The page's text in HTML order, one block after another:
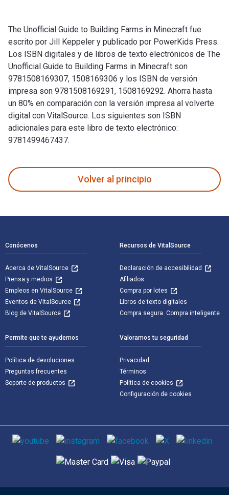
The Unofficial Guide to Building Farms in Minecraft fue
escrito por Jill Keppeler y publicado por PowerKids Press.
Los ISBN digitales y de libros de texto electrónicos de The
Unofficial Guide to Building Farms in Minecraft son
9781508169307, 1508169306 y los ISBN de versión
impresa son 9781508169291, 1508169292. Ahorra hasta
un 80% en comparación con la versión impresa al volverte
digital con VitalSource. Los siguientes son ISBN
adicionales para este libro de texto electrónico:
9781499467437.
Volver al principio
Conócenos
Acerca de VitalSource
Prensa y medios
Empleos en VitalSource
Eventos de VitalSource
Blog de VitalSource
Recursos de VitalSource
Declaración de accesibilidad
Afiliados
Compra por lotes
Libros de texto digitales
Compra segura. Compra inteligente
Permite que te ayudemos
Política de devoluciones
Preguntas frecuentes
Soporte de productos
Valoramos tu seguridad
Privacidad
Términos
Política de cookies
Configuración de cookies
Medios de comunicación social
Métodos de pago admitidos